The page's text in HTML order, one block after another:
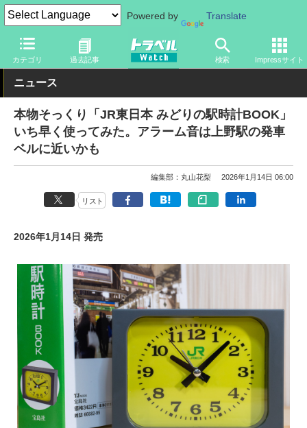
Powered by Translate
カテゴリ 過去記事 検索 Impressサイト
トラベル Watch 旅のアイテム 旅行グッズ 時計
ニュース
本物そっくり「JR東日本 みどりの駅時計BOOK」
いち早く使ってみた。アラーム音は上野駅の発車
ベルに近いかも
編集部：丸山花梨 2026年1月14日 06:00
リスト
2026年1月14日 発売